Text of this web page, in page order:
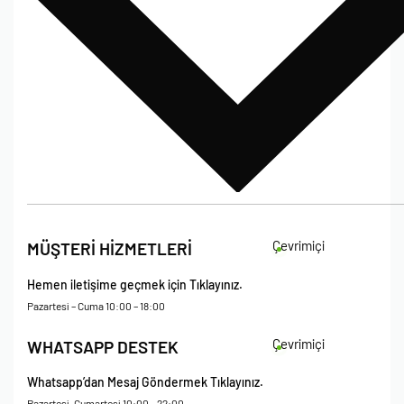
Çerez Politikası
Kişisel Verileri Koruma – Çerez ve Ticari İletişim Açık Rıza Metni
Mesafeli Satış Sözleşmesi
MÜŞTERİ HİZMETLERİ Çevrimiçi
Hemen iletişime geçmek için Tıklayınız.
Pazartesi – Cuma 10:00 – 18:00
WHATSAPP DESTEK Çevrimiçi
Whatsapp’dan Mesaj Göndermek Tıklayınız.